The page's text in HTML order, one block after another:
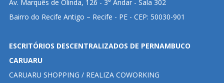
Av. Marquês de Olinda, 126 - 3° Andar - Sala 302
Bairro do Recife Antigo – Recife - PE - CEP: 50030-901
ESCRITÓRIOS DESCENTRALIZADOS DE PERNAMBUCO
CARUARU
CARUARU SHOPPING / REALIZA COWORKING